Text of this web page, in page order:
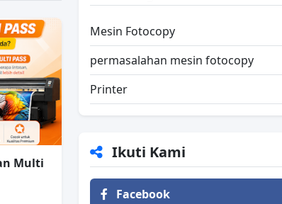
Multi
Mesin Fotocopy
permasalahan mesin fotocopy
Printer
Ikuti Kami
Facebook